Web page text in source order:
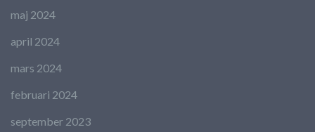
maj 2024
april 2024
mars 2024
februari 2024
september 2023